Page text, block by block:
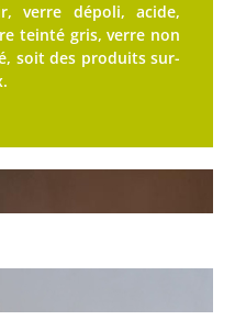
verre dépoli, acide,
teinté gris, verre non
soit des produits sur-